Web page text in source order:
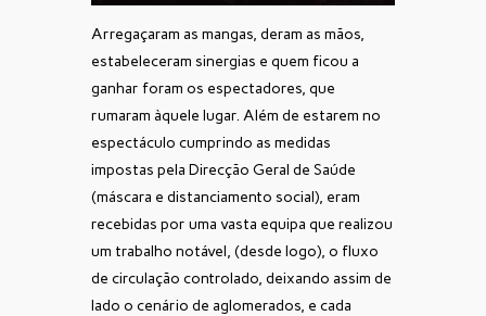
Arregaçaram as mangas, deram as mãos,
estabeleceram sinergias e quem ficou a
ganhar foram os espectadores, que
rumaram àquele lugar. Além de estarem no
espectáculo cumprindo as medidas
impostas pela Direcção Geral de Saúde
(máscara e distanciamento social), eram
recebidas por uma vasta equipa que realizou
um trabalho notável, (desde logo), o fluxo
de circulação controlado, deixando assim de
lado o cenário de aglomerados, e cada